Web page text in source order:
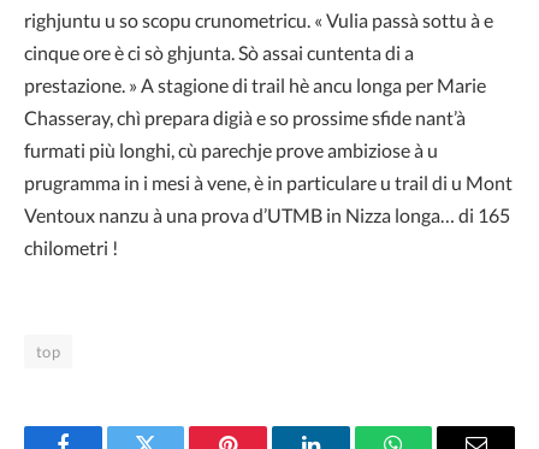
righjuntu u so scopu crunometricu. « Vulia passà sottu à e
cinque ore è ci sò ghjunta. Sò assai cuntenta di a
prestazione. » A stagione di trail hè ancu longa per Marie
Chasseray, chì prepara digià e so prossime sfide nant’à
furmati più longhi, cù parechje prove ambiziose à u
prugramma in i mesi à vene, è in particulare u trail di u Mont
Ventoux nanzu à una prova d’UTMB in Nizza longa… di 165
chilometri !
top